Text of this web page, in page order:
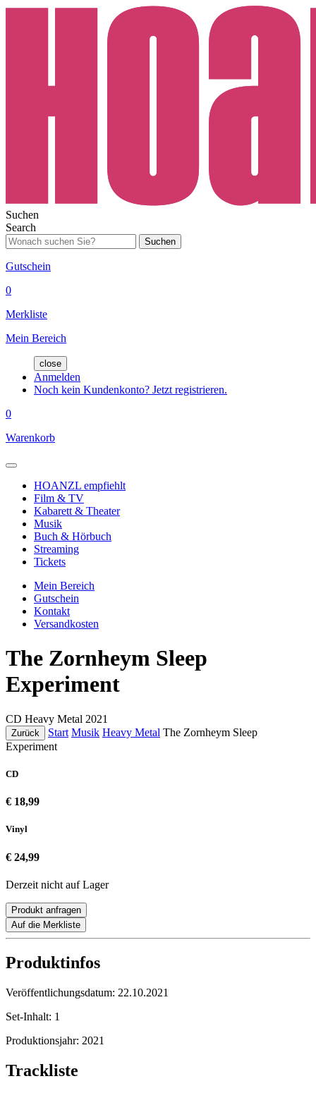
Suchen
Search
Suchen
Gutschein
0
Merkliste
Mein Bereich
close
Anmelden
Noch kein Kundenkonto? Jetzt registrieren.
0
Warenkorb
HOANZL empfiehlt
Film & TV
Kabarett & Theater
Musik
Buch & Hörbuch
Streaming
Tickets
Mein Bereich
Gutschein
Kontakt
Versandkosten
The Zornheym Sleep
Experiment
CD Heavy Metal 2021
Zurück Start Musik Heavy Metal The Zornheym Sleep
Experiment
CD
€ 18,99
Vinyl
€ 24,99
Derzeit nicht auf Lager
Produkt anfragen
Auf die Merkliste
Produktinfos
Veröffentlichungsdatum: 22.10.2021
Set-Inhalt: 1
Produktionsjahr: 2021
Trackliste